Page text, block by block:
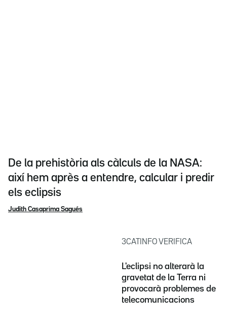
De la prehistòria als càlculs de la NASA:
així hem après a entendre, calcular i predir
els eclipsis
Judith Casaprima Sagués
3CATINFO VERIFICA
L'eclipsi no alterarà la
gravetat de la Terra ni
provocarà problemes de
telecomunicacions